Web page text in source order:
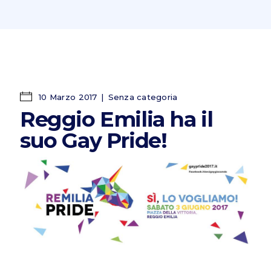
10 Marzo 2017 Senza categoria
Reggio Emilia ha il
suo Gay Pride!